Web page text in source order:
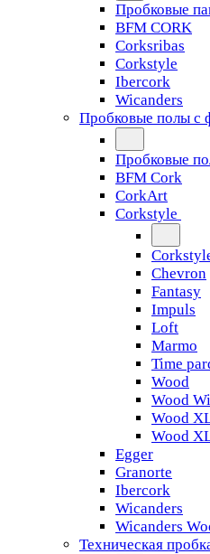
Пробковые
BFM CORK
Corksribas
Corkstyle
Ibercork
Wicanders
Пробковые полы с
Пробковые
BFM Cork
CorkArt
Corkstyle
Chevron
Fantasy
Impuls
Loft
Marmo
Time
Wood
Wood
Wood
Wood
Egger
Granorte
Ibercork
Wicanders
Wicanders
Техническая